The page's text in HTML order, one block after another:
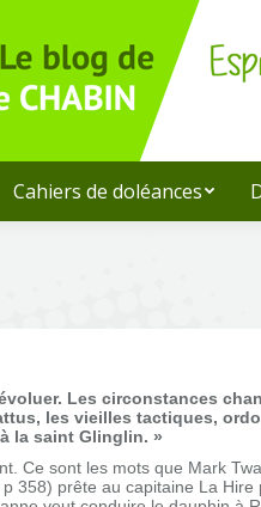
Cahiers de doléances
Les circonstances
les vieilles tactiques,
la saint Glinglin. »
Ce sont les mots que Mark
p 358) prête au capitaine La